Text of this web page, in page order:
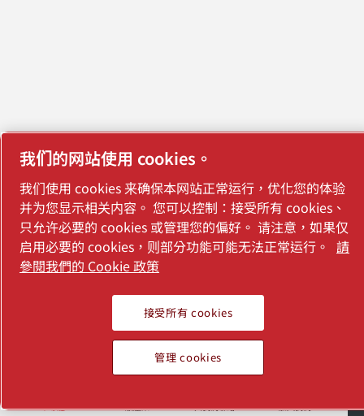
半導體 一般產業 與我們聯絡 加入我們
我们的网站使用 cookies。
我们使用 cookies 来确保本网站正常运行，优化您的体验
并为您显示相关内容。 您可以控制：接受所有 cookies、
只允许必要的 cookies 或管理您的偏好。 请注意，如果仅
启用必要的 cookies，则部分功能可能无法正常运行。 請
參閱我們的 Cookie 政策
接受所有 cookies
管理 cookies